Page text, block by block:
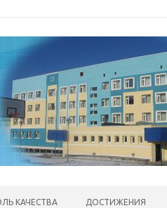
КАЧЕСТВА ДОСТИЖЕНИЯ